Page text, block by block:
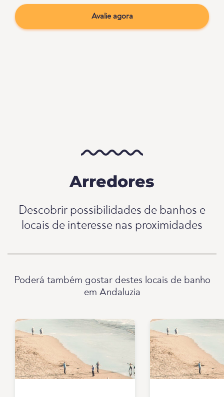
Avalie agora
Arredores
Descobrir possibilidades de banhos e
locais de interesse nas proximidades
Poderá também gostar destes locais de banho
em Andaluzia